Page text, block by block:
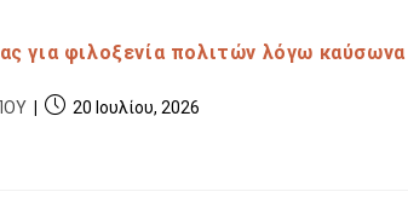
για φιλοξενία πολιτών λόγω
20 Ιουλίου, 2026